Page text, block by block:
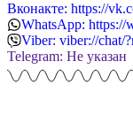
Вконакте: https://
WhatsApp: https://
Viber: viber://chat/
Telegram: Не указан